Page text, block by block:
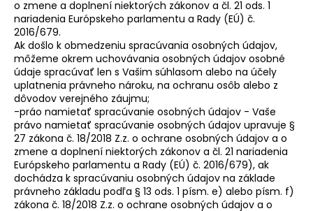
o zmene a doplnení niektorých zákonov a čl. 21 ods. 1
nariadenia Európskeho parlamentu a Rady (EÚ) č.
2016/679.
Ak došlo k obmedzeniu spracúvania osobných údajov,
môžeme okrem uchovávania osobných údajov osobné
údaje spracúvať len s Vašim súhlasom alebo na účely
uplatnenia právneho nároku, na ochranu osôb alebo z
dôvodov verejného záujmu;
-práo namietať spracúvanie osobných údajov - Vaše
právo namietať spracúvanie osobných údajov upravuje §
27 zákona č. 18/2018 Z.z. o ochrane osobných údajov a o
zmene a doplnení niektorých zákonov a čl. 21 nariadenia
Európskeho parlamentu a Rady (EÚ) č. 2016/679), ak
dochádza k spracúvaniu osobných údajov na základe
právneho základu podľa § 13 ods. 1 písm. e) alebo písm. f)
zákona č. 18/2018 Z.z. o ochrane osobných údajov a o